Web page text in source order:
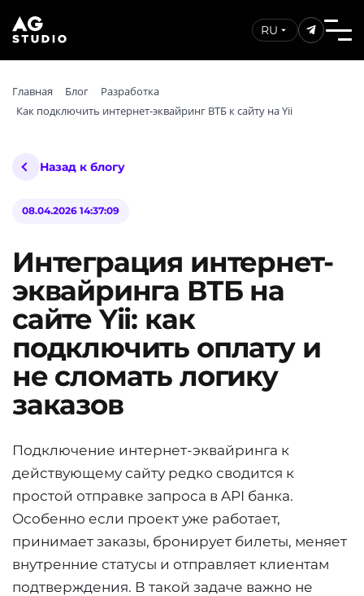
RU
Главная Блог
Разработка
Как подключить интернет-эквайринг ВТБ к сайту на Yii
Назад к блогу
08.04.2026 14:37:09
Интеграция интернет-
эквайринга ВТБ на
сайте Yii: как
подключить оплату и
не сломать логику
заказов
Подключение интернет-эквайринга к
действующему сайту редко сводится к
простой отправке запроса в API банка.
Особенно если проект уже работает,
принимает заказы, бронирует билеты, меняет
внутренние статусы и отправляет клиентам
подтверждения. В такой задаче важно не